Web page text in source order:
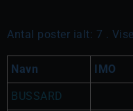
Antal poster ialt: 7 .
Navn IMO
BUSSARD